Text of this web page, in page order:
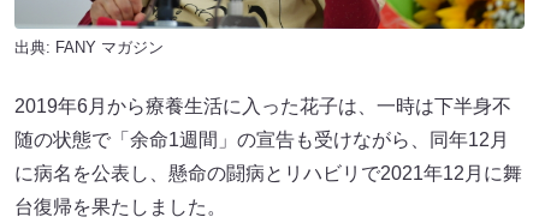
出典: FANY マガジン
2019年6月から療養生活に入った花子は、一時は下半身不
随の状態で「余命1週間」の宣告も受けながら、同年12月
に病名を公表し、懸命の闘病とリハビリで2021年12月に舞
台復帰を果たしました。